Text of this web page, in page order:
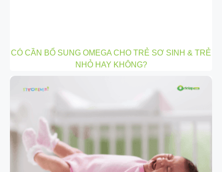
CÓ CẦN BỔ SUNG OMEGA CHO TRẺ SƠ SINH & TRẺ
NHỎ HAY KHÔNG?